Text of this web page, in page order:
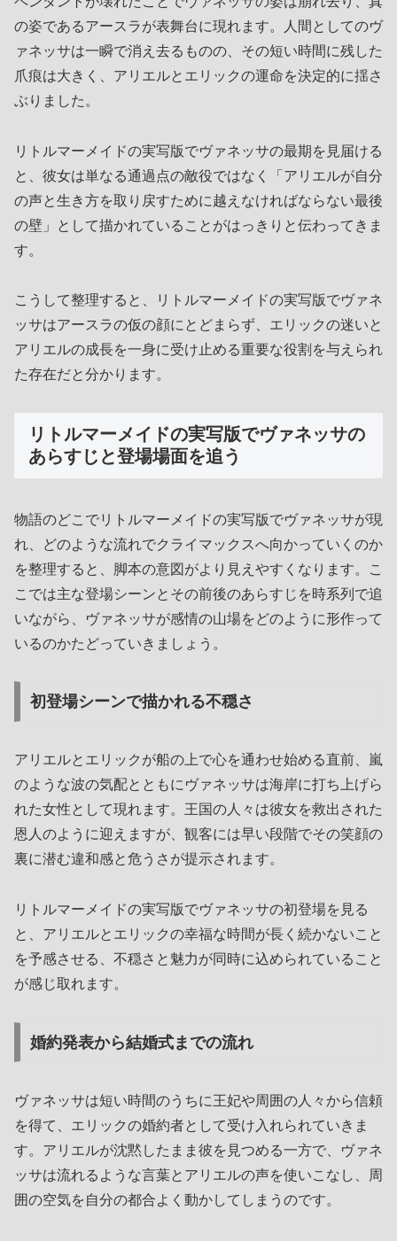
の姿であるアースラが表舞台に現れます。人間としてのヴ
ァネッサは一瞬で消え去るものの、その短い時間に残した
爪痕は大きく、アリエルとエリックの運命を決定的に揺さ
ぶりました。
リトルマーメイドの実写版でヴァネッサの最期を見届ける
と、彼女は単なる通過点の敵役ではなく「アリエルが自分
の声と生き方を取り戻すために越えなければならない最後
の壁」として描かれていることがはっきりと伝わってきま
す。
こうして整理すると、リトルマーメイドの実写版でヴァネ
ッサはアースラの仮の顔にとどまらず、エリックの迷いと
アリエルの成長を一身に受け止める重要な役割を与えられ
た存在だと分かります。
リトルマーメイドの実写版でヴァネッサの
あらすじと登場場面を追う
物語のどこでリトルマーメイドの実写版でヴァネッサが現
れ、どのような流れでクライマックスへ向かっていくのか
を整理すると、脚本の意図がより見えやすくなります。こ
こでは主な登場シーンとその前後のあらすじを時系列で追
いながら、ヴァネッサが感情の山場をどのように形作って
いるのかたどっていきましょう。
初登場シーンで描かれる不穏さ
アリエルとエリックが船の上で心を通わせ始める直前、嵐
のような波の気配とともにヴァネッサは海岸に打ち上げら
れた女性として現れます。王国の人々は彼女を救出された
恩人のように迎えますが、観客には早い段階でその笑顔の
裏に潜む違和感と危うさが提示されます。
リトルマーメイドの実写版でヴァネッサの初登場を見る
と、アリエルとエリックの幸福な時間が長く続かないこと
を予感させる、不穏さと魅力が同時に込められていること
が感じ取れます。
婚約発表から結婚式までの流れ
ヴァネッサは短い時間のうちに王妃や周囲の人々から信頼
を得て、エリックの婚約者として受け入れられていきま
す。アリエルが沈黙したまま彼を見つめる一方で、ヴァネ
ッサは流れるような言葉とアリエルの声を使いこなし、周
囲の空気を自分の都合よく動かしてしまうのです。